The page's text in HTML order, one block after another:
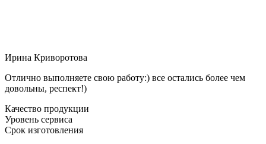
Ирина Криворотова
Отлично выполняете свою работу:) все остались более чем
довольны, респект!)
Качество продукции
Уровень сервиса
Срок изготовления